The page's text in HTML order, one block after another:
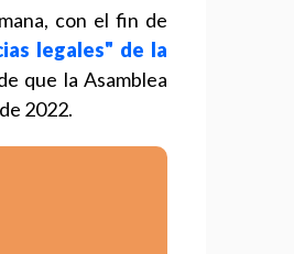
con el fin de
legales" de la
que la Asamblea
2022.